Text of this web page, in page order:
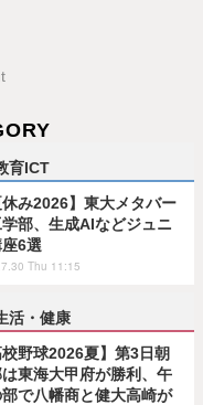
育ICT
休み2026】東大メタバー
部、生成AIなどジュニ
6選
Thu 11:15
活・健康
校野球2026夏】第3日朝
東海大甲府が勝利、午
で八幡商と健大高崎が